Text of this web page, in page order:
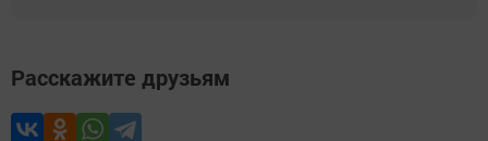
Расскажите друзьям